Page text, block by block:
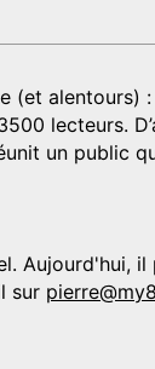
(et alentours)
lecteurs.
un public
Aujourd'hui, il
sur